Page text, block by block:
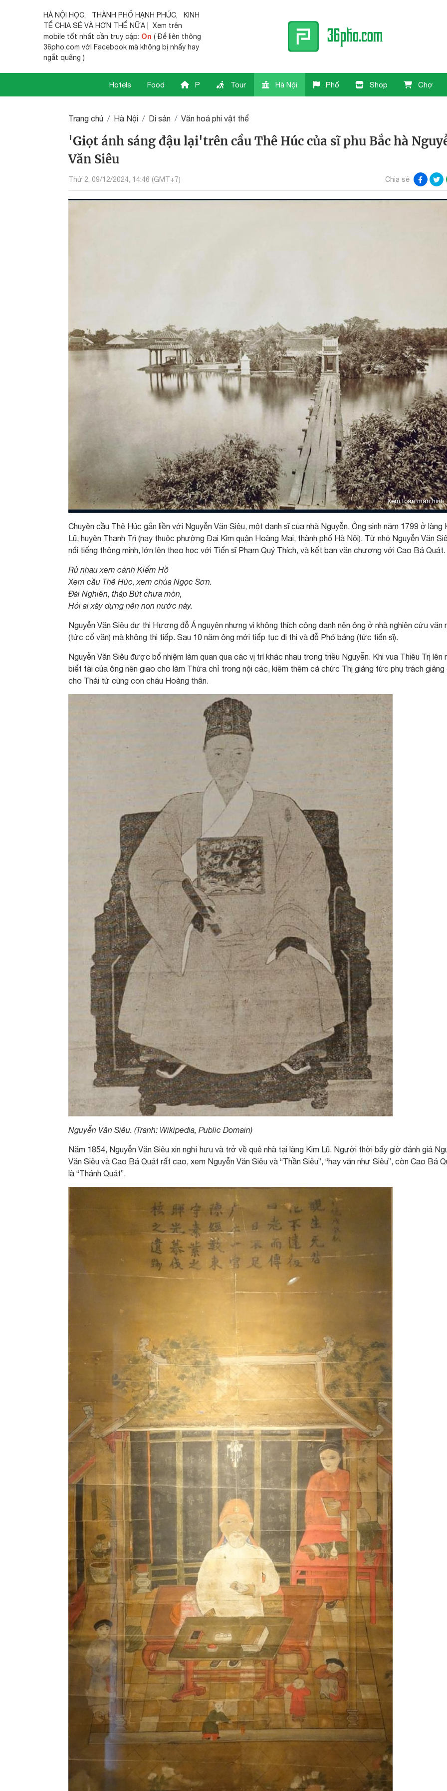
HÀ NỘI HỌC, THÀNH PHỐ HẠNH PHÚC,
KINH
TẾ CHIA SẺ VÀ HƠN THẾ NỮA | Xem trên
mobile tốt nhất cần truy cập: On ( Để liên thông
36pho.com với Facebook mà không bị nhẩy hay
ngắt quãng )
Hotels Food P Tour Hà Nội Phố Shop Chợ
Trang chủ Hà Nội Di sản Văn hoá phi vật thể
'Giọt ánh sáng đậu lại'trên cầu Thê Húc của sĩ phu Bắc hà
Văn Siêu
Thứ 2, 09/12/2024, 14:46 (GMT+7) Chia sẻ
Xem toàn màn hình
Chuyện cầu Thê Húc gắn liền với Nguyễn Văn Siêu, một danh sĩ của nhà Nguyễn. Ông sinh năm 1799 ở làng
Lũ, huyện Thanh Trì (nay thuộc phường Đại Kim quận Hoàng Mai, thành phố Hà Nội). Từ nhỏ Nguyễn Văn
nổi tiếng thông minh, lớn lên theo học với Tiến sĩ Phạm Quý Thích, và kết bạn văn chương với Cao Bá Quát.
Rủ nhau xem cảnh Kiếm Hồ
Xem cầu Thê Húc, xem chùa Ngọc Sơn.
Đài Nghiên, tháp Bút chưa mòn,
Hỏi ai xây dựng nên non nước này.
Nguyễn Văn Siêu dự thi Hương đỗ Á nguyên nhưng vì không thích công danh nên ông ở nhà nghiên cứu văn
(tức cổ văn) mà không thi tiếp. Sau 10 năm ông mới tiếp tục đi thi và đỗ Phó bảng (tức tiến sĩ).
Nguyễn Văn Siêu được bổ nhiệm làm quan qua các vị trí khác nhau trong triều Nguyễn. Khi vua Thiêu Trị lên
biết tài của ông nên giao cho làm Thừa chỉ trong nội các, kiêm thêm cả chức Thị giảng tức phụ trách giảng
cho Thái tử cùng con cháu Hoàng thân.
Nguyễn Văn Siêu. (Tranh: Wikipedia, Public Domain)
Năm 1854, Nguyễn Văn Siêu xin nghỉ hưu và trở về quê nhà tại làng Kim Lũ. Người thời bấy giờ đánh giá
Văn Siêu và Cao Bá Quát rất cao, xem Nguyễn Văn Siêu và “Thần Siêu”, “hay văn như Siêu”, còn Cao Bá
là “Thánh Quát”.